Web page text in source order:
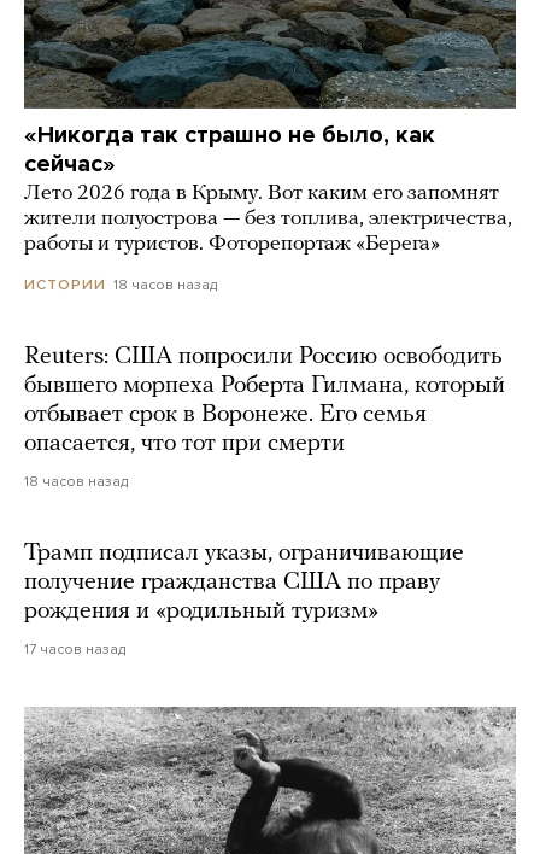
«Никогда так страшно не было, как
сейчас»
Лето 2026 года в Крыму. Вот каким его запомнят
жители полуострова — без топлива, электричества,
работы и туристов. Фоторепортаж «Берега»
ИСТОРИИ 18 часов назад
Reuters: США попросили Россию освободить
бывшего морпеха Роберта Гилмана, который
отбывает срок в Воронеже. Его семья
опасается, что тот при смерти
18 часов назад
Трамп подписал указы, ограничивающие
получение гражданства США по праву
рождения и «родильный туризм»
17 часов назад